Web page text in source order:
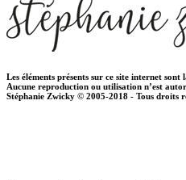
Les éléments présents sur ce site internet
Aucune reproduction ou utilisation n’est
Stéphanie Zwicky © 2005-2018 - Tous droits